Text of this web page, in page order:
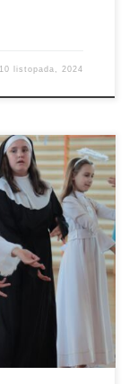
10 listopada, 2024
i rodziców w
po raz kolejny
zabawą.
o siostrze
i